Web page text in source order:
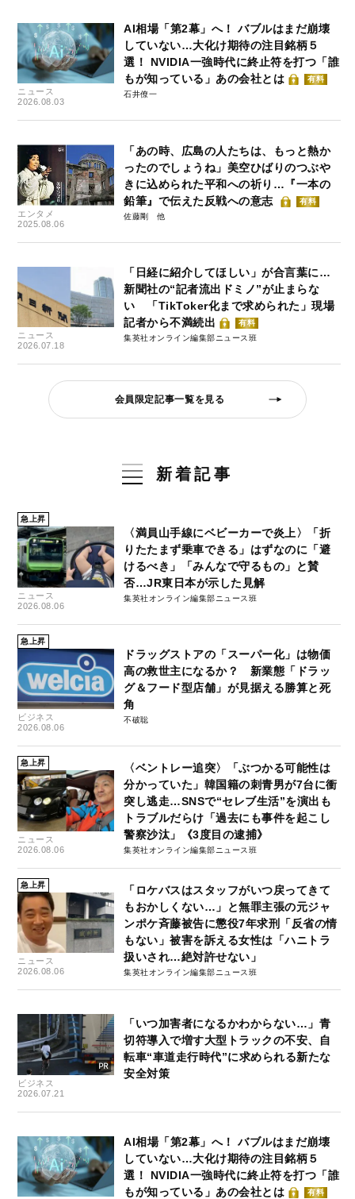
ニュース
2026.08.03
AI相場「第2幕」へ！ バブルはまだ崩壊
していない…大化け期待の注目銘柄５
選！ NVIDIA一強時代に終止符を打つ「誰
もが知っている」あの会社とは
有料
石井僚一
エンタメ
2025.08.06
「あの時、広島の人たちは、もっと熱か
ったのでしょうね」美空ひばりのつぶや
きに込められた平和への祈り…『一本の
鉛筆』で伝えた反戦への意志
有料
佐藤剛
ニュース
2026.07.18
「日経に紹介してほしい」が合言葉に…
新聞社の“記者流出ドミノ”が止まらな
い 「TikToker化まで求められた」現場
記者から不満続出
有料
集英社オンライン編集部ニュース班
会員限定記事一覧を見る
新着記事
急上昇
ニュース
2026.08.06
〈満員山手線にベビーカーで炎上〉「折
りたたまず乗車できる」はずなのに「避
けるべき」「みんなで守るもの」と賛
否…JR東日本が示した見解
集英社オンライン編集部ニュース班
急上昇
ビジネス
2026.08.06
ドラッグストアの「スーパー化」は物価
高の救世主になるか？ 新業態「ドラッ
グ＆フード型店舗」が見据える勝算と死
角
不破聡
急上昇
ニュース
2026.08.06
〈ベントレー追突〉「ぶつかる可能性は
分かっていた」韓国籍の刺青男が7台に衝
突し逃走…SNSで“セレブ生活”を演出も
トラブルだらけ「過去にも事件を起こし
警察沙汰」《3度目の逮捕》
集英社オンライン編集部ニュース班
急上昇
ニュース
2026.08.06
「ロケバスはスタッフがいつ戻ってきて
もおかしくない…」と無罪主張の元ジャ
ンポケ斉藤被告に懲役7年求刑「反省の情
もない」被害を訴える女性は「ハニトラ
扱いされ…絶対許せない」
集英社オンライン編集部ニュース班
ビジネス
2026.07.21
「いつ加害者になるかわからない…」青
切符導入で増す大型トラックの不安、自
転車“車道走行時代”に求められる新たな
安全対策
AI相場「第2幕」へ！ バブルはまだ崩壊
していない…大化け期待の注目銘柄５
選！ NVIDIA一強時代に終止符を打つ「誰
もが知っている」あの会社とは
有料